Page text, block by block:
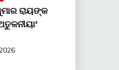
ରାୟଙ୍କ